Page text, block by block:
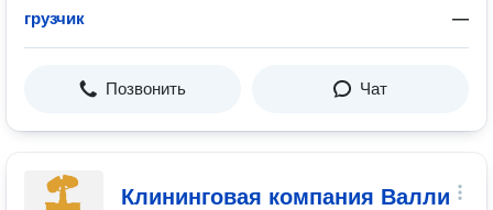
грузчик —
Позвонить Чат
Клининговая компания Валли